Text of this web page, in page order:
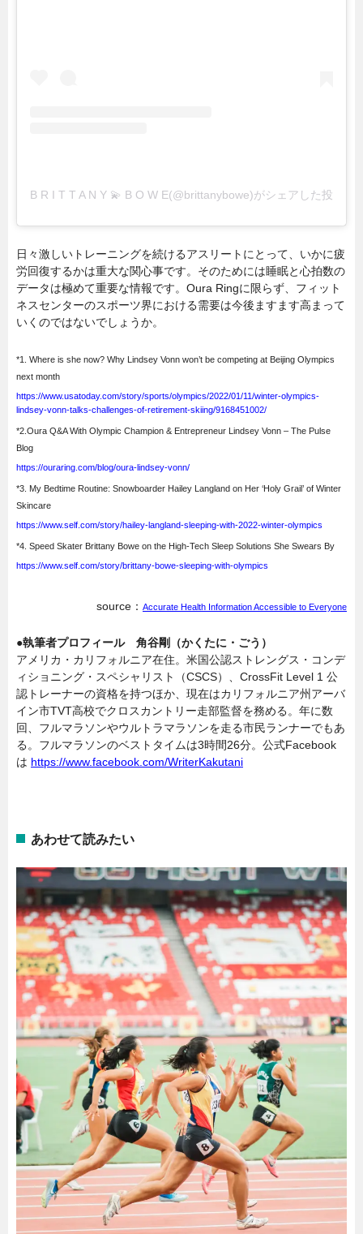
B R I T T A N Y 💫 B O W E(@brittanybowe)がシェアした投稿
日々激しいトレーニングを続けるアスリートにとって、いかに疲
労回復するかは重大な関心事です。そのためには睡眠と心拍数の
データは極めて重要な情報です。Oura Ringに限らず、フィット
ネスセンターのスポーツ界における需要は今後ますます高まって
いくのではないでしょうか。
*1. Where is she now? Why Lindsey Vonn won’t be competing at Beijing Olympics
next month
https://www.usatoday.com/story/sports/olympics/2022/01/11/winter-olympics-
lindsey-vonn-talks-challenges-of-retirement-skiing/9168451002/
*2.Oura Q&A With Olympic Champion & Entrepreneur Lindsey Vonn – The Pulse
Blog
https://ouraring.com/blog/oura-lindsey-vonn/
*3. My Bedtime Routine: Snowboarder Hailey Langland on Her ‘Holy Grail’ of Winter
Skincare
https://www.self.com/story/hailey-langland-sleeping-with-2022-winter-olympics
*4. Speed Skater Brittany Bowe on the High-Tech Sleep Solutions She Swears By
https://www.self.com/story/brittany-bowe-sleeping-with-olympics
source： Accurate Health Information Accessible to Everyone
●執筆者プロフィール 角谷剛（かくたに・ごう）
アメリカ・カリフォルニア在住。米国公認ストレングス・コンデ
ィショニング・スペシャリスト（CSCS）、CrossFit Level 1 公
認トレーナーの資格を持つほか、現在はカリフォルニア州アーバ
イン市TVT高校でクロスカントリー走部監督を務める。年に数
回、フルマラソンやウルトラマラソンを走る市民ランナーでもあ
る。フルマラソンのベストタイムは3時間26分。公式Facebook
は https://www.facebook.com/WriterKakutani
あわせて読みたい